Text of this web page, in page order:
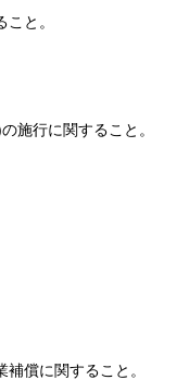
と。
施行に関すること。
償に関すること。